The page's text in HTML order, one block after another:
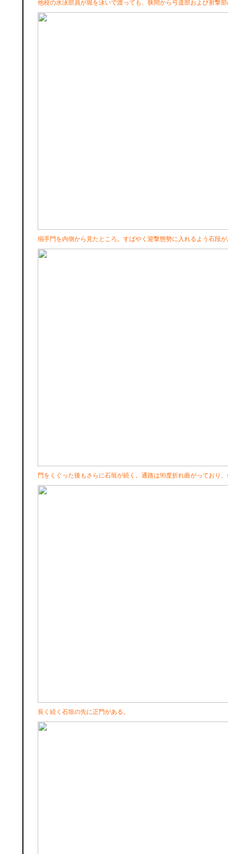
他校の水泳部員が堀を泳いで渡っても、狭間から弓道部および射撃
搦手門を内側から見たところ。すばやく迎撃態勢に入れるよう石段
門をくぐった後もさらに石垣が続く。通路は90度折れ曲がっており
長く続く石垣の先に正門がある。